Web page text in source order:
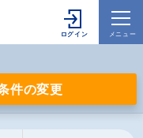
件の変更